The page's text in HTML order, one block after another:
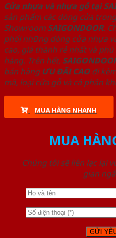
Cửa nhựa và nhựa gỗ tại
sản phẩm các dòng cửa
Showroom SAIGONDOOR.
phối những dòng cửa nhựa
cao, giá thành rẻ nhất và
hàng. Trên hết,
bán hàng ƯU ĐÃI CAOđi
mã, loại cửa gỗ và cả phân
MUA HÀNG NHANH
MUA
Chúng tôi sẽ liên lạc lại
gian